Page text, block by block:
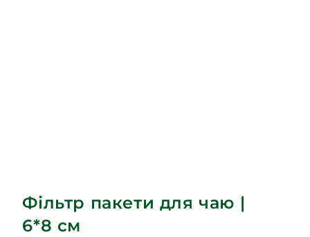
Фільтр пакети для чаю |
6*8 см